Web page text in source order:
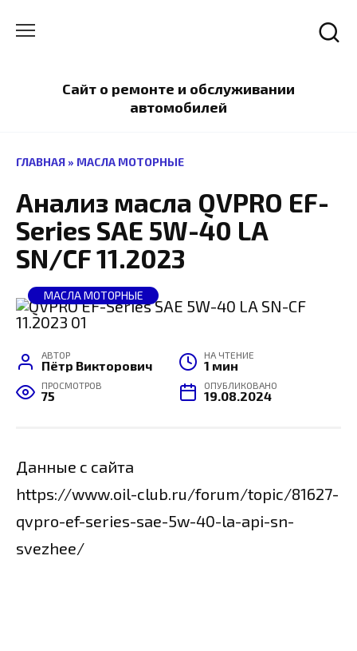
содержанию
Сайт о ремонте и обслуживании
автомобилей
ГЛАВНАЯ » МАСЛА МОТОРНЫЕ
Анализ масла QVPRO EF-
Series SAE 5W-40 LA
SN/CF 11.2023
МАСЛА МОТОРНЫЕ
АВТОР
Пётр Викторович
НА ЧТЕНИЕ
1 мин
ПРОСМОТРОВ
75
ОПУБЛИКОВАНО
19.08.2024
Данные с сайта
https://www.oil-club.ru/forum/topic/81627-
qvpro-ef-series-sae-5w-40-la-api-sn-
svezhee/